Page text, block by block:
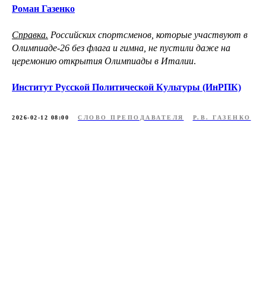
Роман Газенко
Справка. Российских спортсменов, которые участвуют в
Олимпиаде-26 без флага и гимна, не пустили даже на
церемонию открытия Олимпиады в Италии.
Институт Русской Политической Культуры (ИнРПК)
2026-02-12 08:00 СЛОВО ПРЕПОДАВАТЕЛЯ Р.В. ГАЗЕНКО